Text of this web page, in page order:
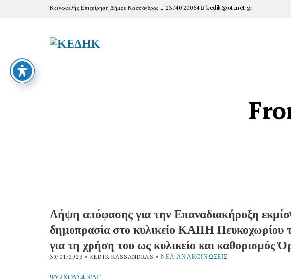
Κοινωφελής Επιχείρηση Δήμου Κασσάνδρας 23740 20064 kedik@otenet.gr
Λήψη απόφασης για την Επαναδιακήρυξη
δημοπρασία στο κυλικείο ΚΑΠΗ Πευκοχωρίου
για τη χρήση του ως κυλικείο και καθορισμός
30/01/2023 • KEDIK KASSANDRAS •ΝΈΑ ΑΝΑΚΟΙΝΏΣΕΙΣ
ΨΥ2ΧΟΛΣ4-ΨΑΓ